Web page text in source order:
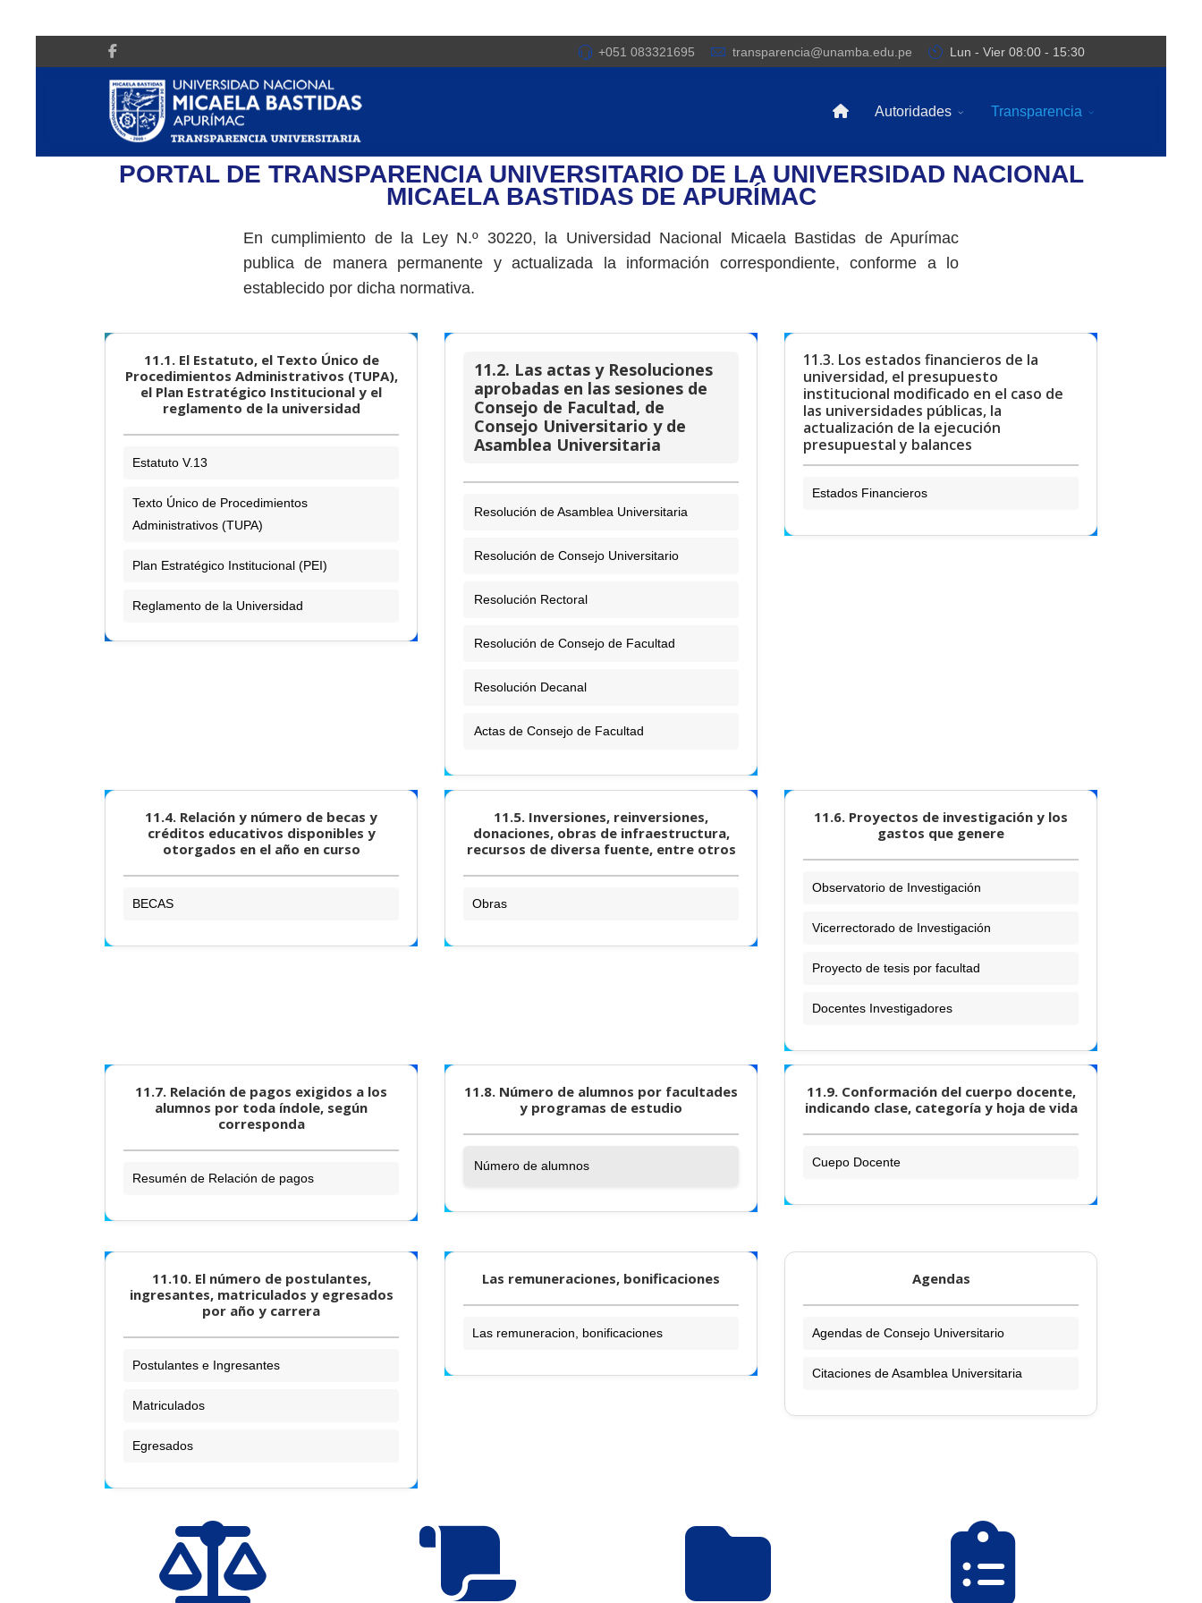
+051 083321695 transparencia@unamba.edu.pe Lun - Vier 08:00 - 15:30
Autoridades Transparencia
PORTAL DE TRANSPARENCIA UNIVERSITARIO DE LA UNIVERSIDAD NACIONAL
MICAELA BASTIDAS DE APURÍMAC
En cumplimiento de la Ley N.º 30220, la Universidad Nacional Micaela Bastidas de Apurímac
publica de manera permanente y actualizada la información correspondiente, conforme a lo
establecido por dicha normativa.
11.1. El Estatuto, el Texto Único de
Procedimientos Administrativos (TUPA),
el Plan Estratégico Institucional y el
reglamento de la universidad
Estatuto V.13
Texto Único de Procedimientos
Administrativos (TUPA)
Plan Estratégico Institucional (PEI)
Reglamento de la Universidad
11.2. Las actas y Resoluciones
aprobadas en las sesiones de
Consejo de Facultad, de
Consejo Universitario y de
Asamblea Universitaria
Resolución de Asamblea Universitaria
Resolución de Consejo Universitario
Resolución Rectoral
Resolución de Consejo de Facultad
Resolución Decanal
Actas de Consejo de Facultad
11.3. Los estados financieros de la
universidad, el presupuesto
institucional modificado en el caso de
las universidades públicas, la
actualización de la ejecución
presupuestal y balances
Estados Financieros
11.4. Relación y número de becas y
créditos educativos disponibles y
otorgados en el año en curso
BECAS
11.5. Inversiones, reinversiones,
donaciones, obras de infraestructura,
recursos de diversa fuente, entre otros
Obras
11.6. Proyectos de investigación y los
gastos que genere
Observatorio de Investigación
Vicerrectorado de Investigación
Proyecto de tesis por facultad
Docentes Investigadores
11.7. Relación de pagos exigidos a los
alumnos por toda índole, según
corresponda
Resumén de Relación de pagos
11.8. Número de alumnos por facultades
y programas de estudio
Número de alumnos
11.9. Conformación del cuerpo docente,
indicando clase, categoría y hoja de vida
Cuepo Docente
11.10. El número de postulantes,
ingresantes, matriculados y egresados
por año y carrera
Postulantes e Ingresantes
Matriculados
Egresados
Las remuneraciones, bonificaciones
Las remuneracion, bonificaciones
Agendas
Agendas de Consejo Universitario
Citaciones de Asamblea Universitaria